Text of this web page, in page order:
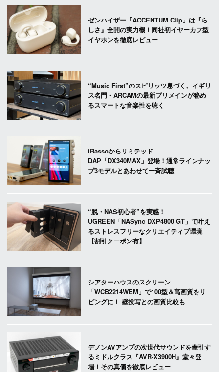
ゼンハイザー「ACCENTUM Clip」は『ら
しさ』全開の実力機！同社初イヤーカフ型
イヤホンを徹底レビュー
“Music First”のスピリッツ息づく。イギリ
ス名門・ARCAMの最新プリメインが秘め
るスマートな音楽性を聴く
iBassoからリミテッド
DAP「DX340MAX」登場！通常ラインナッ
プ3モデルとあわせて一斉試聴
“脱・NAS初心者”を実感！
UGREEN「NASync DXP4800 GT」で叶え
るストレスフリーなクリエイティブ環境
【割引クーポン有】
シアターハウスのスクリーン
「WCB2214WEM」で100型＆高画質をリ
ビングに！ 壁投写との画質比較も
デノンAVアンプの次世代サウンドを牽引す
るミドルクラス『AVR-X3900H』堂々登
場！その真価を徹底レビュー